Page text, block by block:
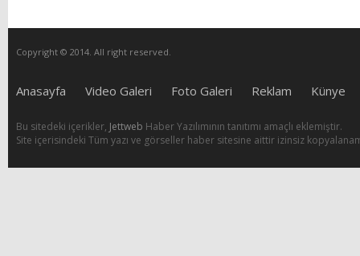
Copyright © 2014. All right reserved.
Anasayfa Video Galeri Foto Galeri Reklam Künye
Bu sitedeki içerikler, Jettweb Haber Yazılımının tanıtımı amaçlı eklemiştir.
Site içerisindeki Tüm yazı ve görseller haber sitesine aittir izinsiz